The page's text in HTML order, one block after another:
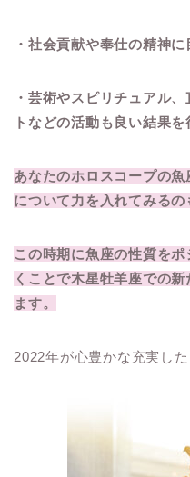
・社会貢献や奉仕の精神
・芸術やスピリチュアル
トなどの活動も良い結果を
あなたのホロスコープの
について力を入れてみるの
この時期に魚座の性質を
くことで木星牡羊座での
ます。
2022年が心豊かな充実し